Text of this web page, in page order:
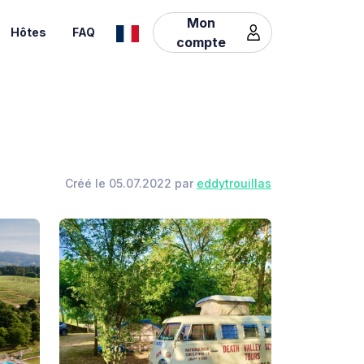
Hôtes FAQ
Mon
compte
Créé le 05.07.2022 par eddytrouillas